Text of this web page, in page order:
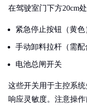
在驾驶室门下方20cm
紧急停止按钮（黄色
手动卸料拉杆（需配
电池总闸开关
这些开关用于主控系
响应灵敏度。注意操